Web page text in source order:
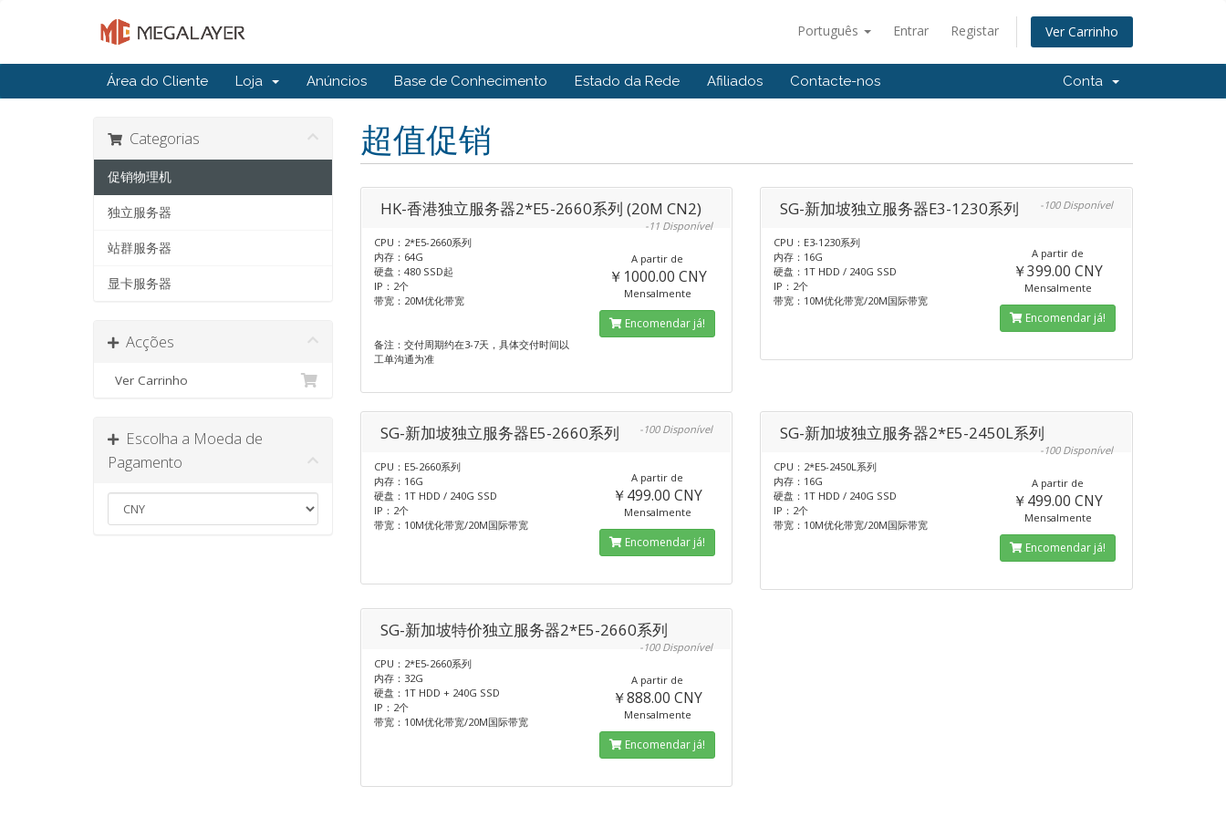
Português Entrar Registar Ver Carrinho
Área do Cliente Loja Anúncios Base de Conhecimento Estado da Rede Afiliados Contacte-nos Conta
超值促销
Categorias
促销物理机
独立服务器
站群服务器
显卡服务器
Acções
Ver Carrinho
Escolha a Moeda de
Pagamento
HK-香港独立服务器2*E5-2660系列 (20M CN2)
-11 Disponível
CPU：2*E5-2660系列
内存：64G
硬盘：480 SSD起
IP：2个
带宽：20M优化带宽
备注：交付周期约在3-7天，具体交付时间以
工单沟通为准
A partir de
￥1000.00 CNY
Mensalmente
Encomendar já!
SG-新加坡独立服务器E3-1230系列 -100 Disponível
CPU：E3-1230系列
内存：16G
硬盘：1T HDD / 240G SSD
IP：2个
带宽：10M优化带宽/20M国际带宽
A partir de
￥399.00 CNY
Mensalmente
Encomendar já!
SG-新加坡独立服务器E5-2660系列 -100 Disponível
CPU：E5-2660系列
内存：16G
硬盘：1T HDD / 240G SSD
IP：2个
带宽：10M优化带宽/20M国际带宽
A partir de
￥499.00 CNY
Mensalmente
Encomendar já!
SG-新加坡独立服务器2*E5-2450L系列
-100 Disponível
CPU：2*E5-2450L系列
内存：16G
硬盘：1T HDD / 240G SSD
IP：2个
带宽：10M优化带宽/20M国际带宽
A partir de
￥499.00 CNY
Mensalmente
Encomendar já!
SG-新加坡特价独立服务器2*E5-2660系列
-100 Disponível
CPU：2*E5-2660系列
内存：32G
硬盘：1T HDD + 240G SSD
IP：2个
带宽：10M优化带宽/20M国际带宽
A partir de
￥888.00 CNY
Mensalmente
Encomendar já!